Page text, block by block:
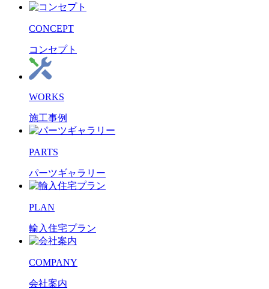
CONCEPT
コンセプト
WORKS
施工事例
PARTS
パーツギャラリー
PLAN
輸入住宅プラン
COMPANY
会社案内